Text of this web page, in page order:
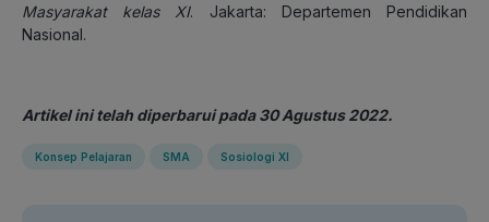
Masyarakat kelas XI. Jakarta: Departemen Pendidikan
Nasional.
Artikel ini telah diperbarui pada 30 Agustus 2022.
Konsep Pelajaran SMA Sosiologi XI